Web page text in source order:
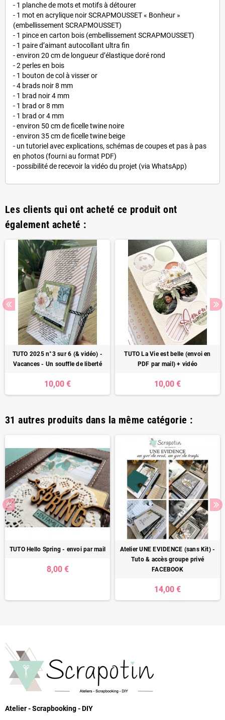
- 1 planche de mots et motifs à détourer
- 1 mot en acrylique noir SCRAPMOUSSET « Bonheur »
(embellissement SCRAPMOUSSET)
- 1 pince en carton bois (embellissement SCRAPMOUSSET)
- 1 paire d’aimant autocollant ultra fin
- environ 20 cm de longueur d’élastique doré rond
- 2 perles en bois
- 1 bouton de col à visser or
- 4 brads noir 8 mm
- 1 brad noir 4 mm
- 1 brad or 8 mm
- 1 brad or 4 mm
- environ 50 cm de ficelle twine noire
- environ 35 cm de ficelle twine beige
- un tutoriel avec explications, schémas de coupes et pas à pas
en photos (fourni au format PDF)
- possibilité de recevoir la vidéo du projet (via WhatsApp)
Les clients qui ont acheté ce produit ont
également acheté :
TUTO 2025 n°3 sur 6 (& vidéo) -
Vacances - Un souffle de liberté
10,00 €
TUTO La Vie est belle (envoi en
PDF par mail) + vidéo
10,00 €
31 autres produits dans la même catégorie :
TUTO Hello Spring - envoi par mail
8,00 €
Atelier UNE EVIDENCE (sans Kit) -
Tuto & accès groupe privé
FACEBOOK
14,00 €
Atelier - Scrapbooking - DIY